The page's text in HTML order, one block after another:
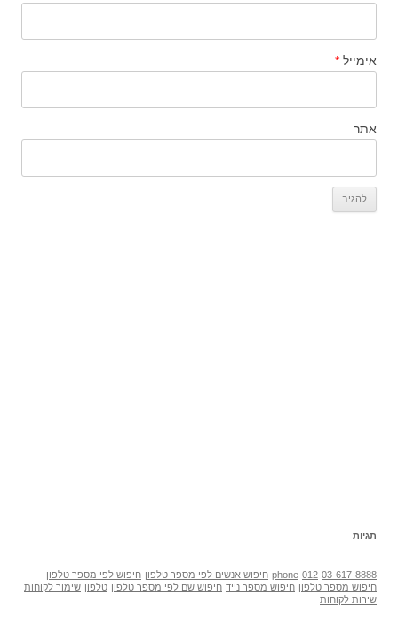
אימייל *
אתר
תגיות
03-617-8888
012
phone חיפוש אנשים לפי מספר טלפון חיפוש לפי מספר טלפון
חיפוש מספר טלפון חיפוש מספר נייד חיפוש שם לפי מספר טלפון טלפון שימור לקוחות
שירות לקוחות